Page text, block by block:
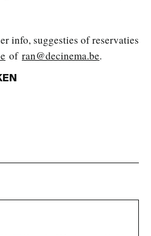
info, suggesties of reservaties
of ran@decinema.be.